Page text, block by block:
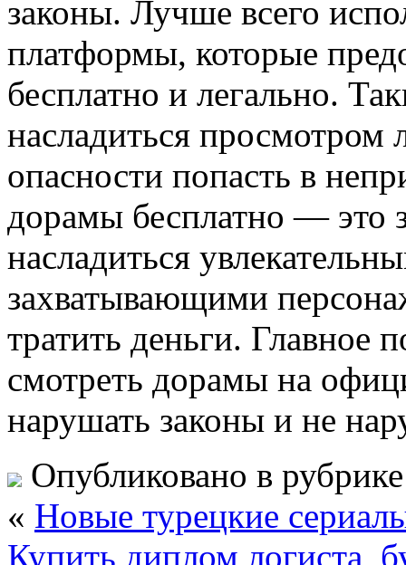
законы. Лучше всего
платформы, которые
бесплатно и легально.
насладиться просмотром
опасности попасть в
дорамы бесплатно — это
насладиться
захватывающими
тратить деньги. Главное
смотреть дорамы на
нарушать законы и не
Опубликовано в
« Новые турецкие
Купить диплом логиста,